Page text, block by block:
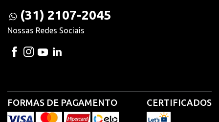
(31) 2107-2045
Nossas Redes Sociais
FORMAS DE PAGAMENTO CERTIFICADOS